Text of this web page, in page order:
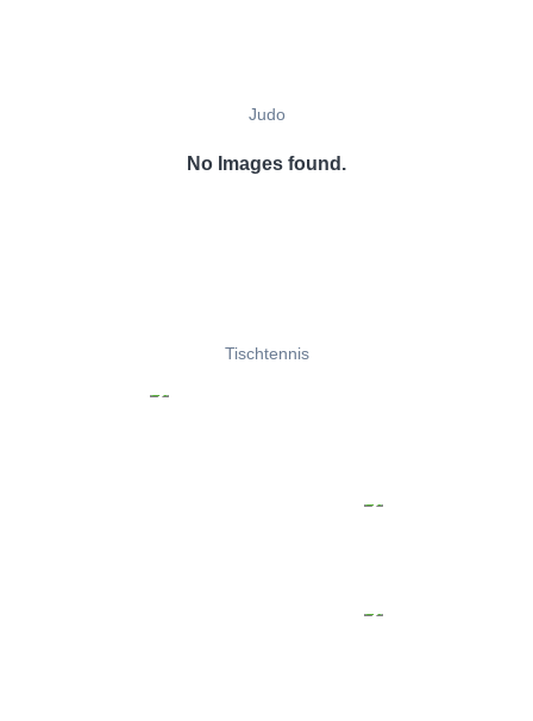
Judo
No Images found.
Tischtennis